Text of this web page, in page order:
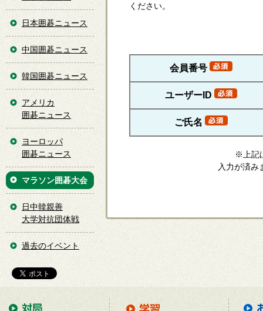
ください。
会員番号
ユーザーID
ご氏名
※上記
入力が済み
日本囲碁ニュース
中国囲碁ニュース
韓国囲碁ニュース
アメリカ
囲碁ニュース
ヨーロッパ
囲碁ニュース
マラソン囲碁大会
日中韓親善
大学対抗団体戦
過去のイベント